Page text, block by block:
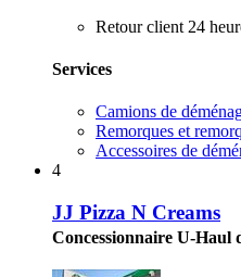
Retour client 24
Services
Camions de
Remorques et
Accessoires de
4
JJ Pizza N Creams
Concessionnaire U-Haul